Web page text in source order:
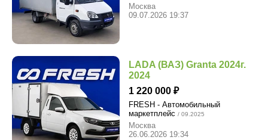
Москва
09.07.2026 19:37
LADA (ВАЗ) Granta 2024г.
2024
1 220 000
FRESH - Автомобильный
маркетплейс / 09.2025
Москва
26.06.2026 19:34